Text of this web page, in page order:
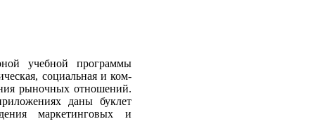
учебной программы
социальная и ком­
рыночных отношений.
даны буклет
маркетинговых и